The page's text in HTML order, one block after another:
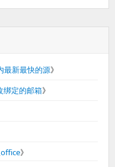
最新最快的源》
绑定的邮箱》
》